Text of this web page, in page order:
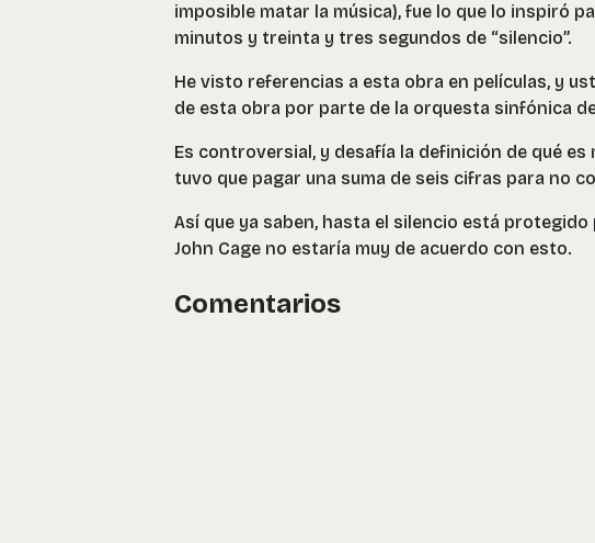
imposible matar la música), fue lo que lo inspiró
minutos y treinta y tres segundos de “silencio”.
He visto referencias a esta obra en películas, y
de esta obra por parte de la orquesta sinfónica
Es controversial, y desafía la definición de qué es
tuvo que pagar una suma de seis cifras para no
Así que ya saben, hasta el silencio está
John Cage no estaría muy de acuerdo con esto.
Comentarios